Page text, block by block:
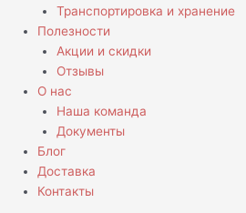
Транспортировка и хранение
Полезности
Акции и скидки
Отзывы
О нас
Наша команда
Документы
Блог
Доставка
Контакты